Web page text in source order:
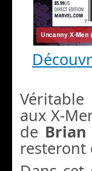
aux X-
de Brian
resteront